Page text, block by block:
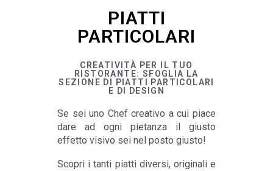
PIATTI
PARTICOLARI
CREATIVITÀ PER IL TUO
RISTORANTE: SFOGLIA LA
SEZIONE DI PIATTI PARTICOLARI
E DI DESIGN
Se sei uno Chef creativo a cui piace
dare ad ogni pietanza il giusto
effetto visivo sei nel posto giusto!
Scopri i tanti piatti diversi, originali e